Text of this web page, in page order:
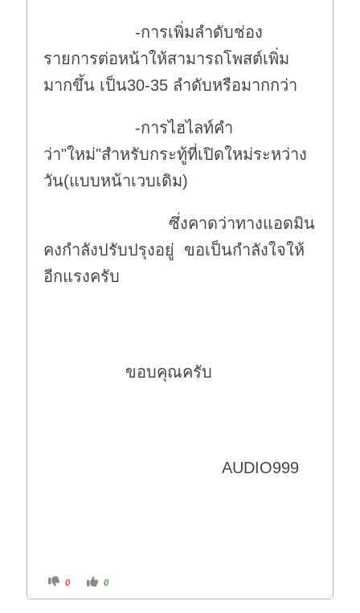
-การเพิ่มลำดับช่อง
รายการต่อหน้าให้สามารถโพสต์เพิ่ม
มากขึ้น เป็น30-35 ลำดับหรือมากกว่า
-การไฮไลท์คำ
ว่า"ใหม่"สำหรับกระทู้ที่เปิดใหม่ระหว่าง
วัน(แบบหน้าเวบเดิม)
ซึ่งคาดว่าทางแอดมิน
คงกำลังปรับปรุงอยู่ ขอเป็นกำลังใจให้
อีกแรงครับ
ขอบคุณครับ
AUDIO999
C
i
0
C
i
0